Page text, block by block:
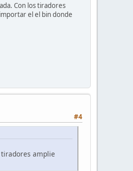
Con los tiradores
el el bin donde
#4
amplie